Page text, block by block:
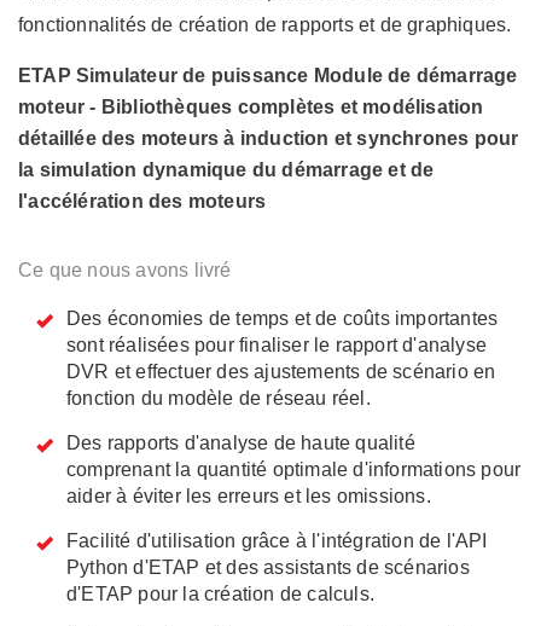
fonctionnalités de création de rapports et de graphiques.
ETAP Simulateur de puissance Module de démarrage
moteur - Bibliothèques complètes et modélisation
détaillée des moteurs à induction et synchrones pour
la simulation dynamique du démarrage et de
l'accélération des moteurs
Ce que nous avons livré
Des économies de temps et de coûts importantes
sont réalisées pour finaliser le rapport d'analyse
DVR et effectuer des ajustements de scénario en
fonction du modèle de réseau réel.
Des rapports d'analyse de haute qualité
comprenant la quantité optimale d'informations pour
aider à éviter les erreurs et les omissions.
Facilité d'utilisation grâce à l'intégration de l'API
Python d'ETAP et des assistants de scénarios
d'ETAP pour la création de calculs.